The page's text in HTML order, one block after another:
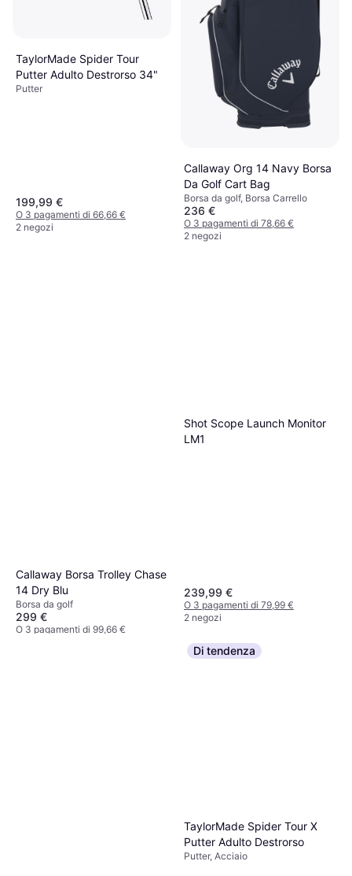
TaylorMade Spider Tour
Putter Adulto Destrorso 34"
Putter
199,99 €
O 3 pagamenti di 66,66 €
2 negozi
Callaway Org 14 Navy Borsa
Da Golf Cart Bag
Borsa da golf, Borsa Carrello
236 €
O 3 pagamenti di 78,66 €
2 negozi
Callaway Borsa Trolley Chase
14 Dry Blu
Borsa da golf
299 €
O 3 pagamenti di 99,66 €
Shot Scope Launch Monitor
LM1
239,99 €
O 3 pagamenti di 79,99 €
2 negozi
Di tendenza
TaylorMade Spider Tour X
Putter Adulto Destrorso
Putter, Acciaio